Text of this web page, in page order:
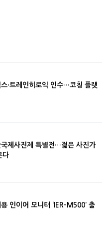
·트레인히로익 인수…코칭 플랫
제사진제 특별전…젊은 사진가
다
인이어 모니터 ‘IER-M500’ 출